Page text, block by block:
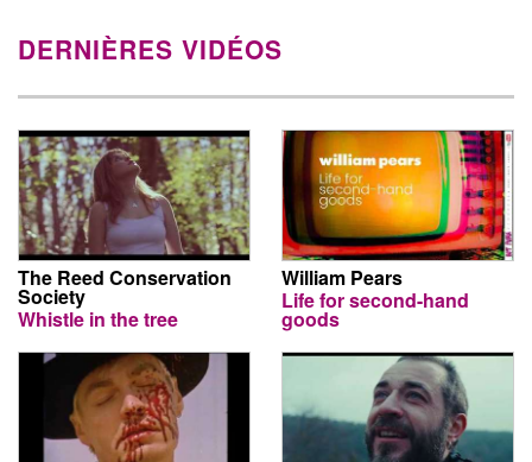
DERNIÈRES VIDÉOS
The Reed Conservation
Society
Whistle in the tree
William Pears
Life for second-hand
goods